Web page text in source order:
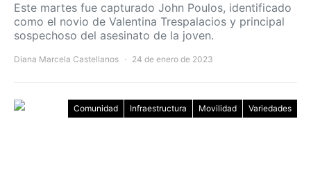
Este martes fue capturado John Poulos, identificado
como el novio de Valentina Trespalacios y principal
sospechoso del asesinato de la joven.
Diana Marcela Castellanos 24 de enero de 2023
Comunidad Infraestructura Movilidad Variedades